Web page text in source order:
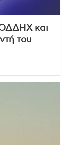
ΟΔΔΗΧ και
του